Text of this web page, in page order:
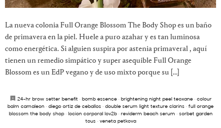
La nueva colonia Full Orange Blossom The Body Shop es un baño
de primavera en la piel. Huele a puro azahar y es tan luminosa
como energética. Si alguien suspira por astenia primaveral , aquí
tienen un remedio simpático y super asequible Full Orange
Blossom es un EdP vegano y de uso mixto porque su […]
24-hr brow setter benefit· bomb essence· brightening night peel teoxane· colour
balm camaleon · diego ortiz de ceballos · double serum light texture clarins · full orange
blossom the body shop· locion corporal lov2b· reviderm beach serum · sorbet garden
tous· veneta petkova